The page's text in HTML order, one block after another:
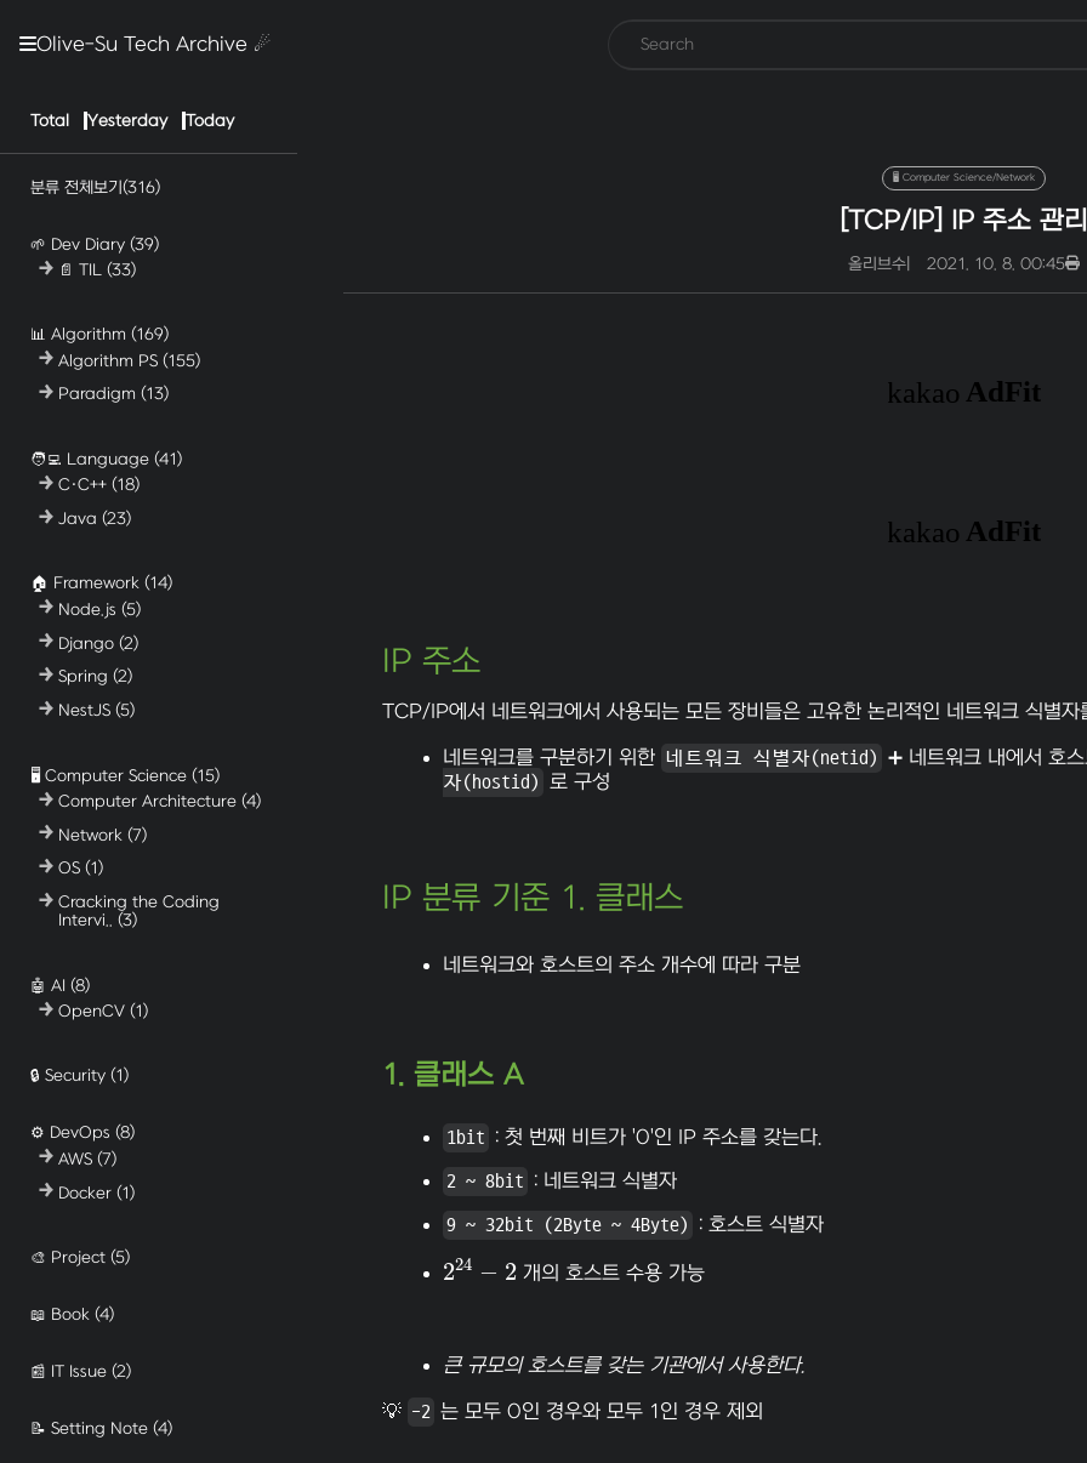
Olive-Su Tech Archive ☄︎
Total Yesterday Today
분류 전체보기(316)
🌱 Dev Diary (39)
📄 TIL(33)
📊 Algorithm (169)
Algorithm PS(155)
Paradigm(13)
🧑‍💻 Language (41)
C·C++(18)
Java(23)
🏠 Framework (14)
Node.js(5)
Django(2)
Spring(2)
NestJS(5)
🖥️ Computer Science (15)
Computer Architecture(4)
Network(7)
OS(1)
Cracking the Coding
Intervi..(3)
🤖 AI (8)
OpenCV(1)
🔒 Security (1)
⚙️ DevOps (8)
AWS(7)
Docker(1)
🎨 Project (5)
📖 Book (4)
📰 IT Issue (2)
📝 Setting Note (4)
🖥️ Computer Science/Network
[TCP/IP] IP 주소 관리
올리브수 2021. 10. 8. 00:45
IP 주소
TCP/IP에서 네트워크에서 사용되는 모든 장비들은 고유한 논리적인 네트워크 식별
네트워크를 구분하기 위한 네트워크 식별자(netid) ➕ 네트워크 내에서 호
자(hostid) 로 구성
IP 분류 기준 1. 클래스
네트워크와 호스트의 주소 개수에 따라 구분
1. 클래스 A
1bit : 첫 번째 비트가 '0'인 IP 주소를 갖는다.
2 ~ 8bit : 네트워크 식별자
9 ~ 32bit (2Byte ~ 4Byte)
: 호스트 식별자
224 − 2
224 −2 개의 호스트 수용 가능
큰 규모의 호스트를 갖는 기관에서 사용한다.
💡 -2 는 모두 0인 경우와 모두 1인 경우 제외